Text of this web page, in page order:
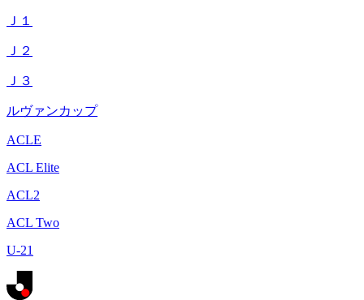
Ｊ１
Ｊ２
Ｊ３
ルヴァンカップ
ACLE
ACL Elite
ACL2
ACL Two
U-21